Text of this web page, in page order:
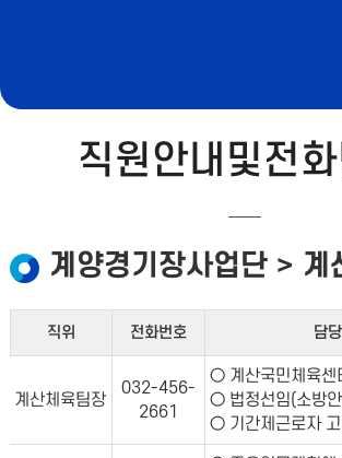
계산국민체육센터
직원안내및전
계양경기장사업단 > 계
직위 전화번호 담
계산체육팀장
032-456-
2661
○ 계산국민체육센
○ 법정선임(소방
○ 기간제근로자 고